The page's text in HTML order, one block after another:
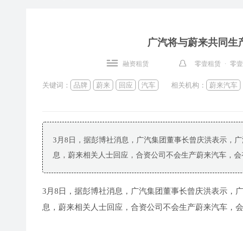
广汽将与蔚来共同生
融资租赁 零壹租赁 · 零
关键词： 品牌 蔚来 回应 汽车 相关机构： 蔚来汽车
3月8日，据彭博社消息，广汽集团董事长曾庆洪表示，
息，蔚来相关人士回应，合资公司不会生产蔚来汽车，会
3月8日，据彭博社消息，广汽集团董事长曾庆洪表示，
息，蔚来相关人士回应，合资公司不会生产蔚来汽车，